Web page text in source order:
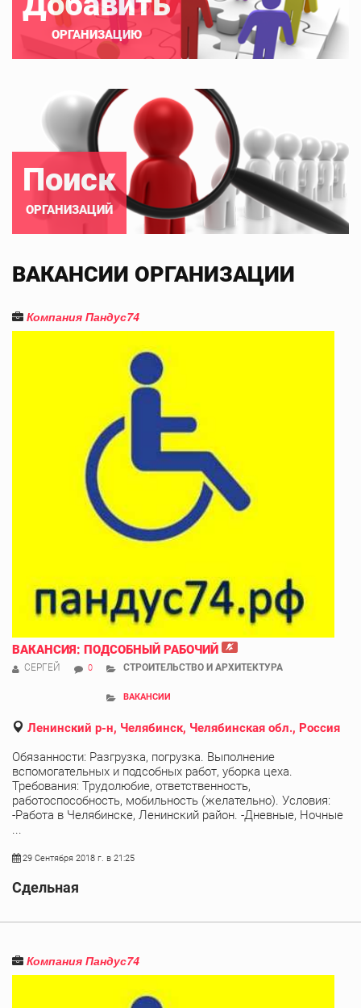
ОРГАНИЗАЦИЮ
Поиск
ОРГАНИЗАЦИЙ
ВАКАНСИИ ОРГАНИЗАЦИИ
Компания Пандус74
ВАКАНСИЯ: ПОДСОБНЫЙ РАБОЧИЙ
СЕРГЕЙ 0 СТРОИТЕЛЬСТВО И АРХИТЕКТУРА
ВАКАНСИИ
Ленинский р-н, Челябинск, Челябинская обл., Россия
Обязанности: Разгрузка, погрузка. Выполнение
вспомогательных и подсобных работ, уборка цеха.
Требования: Трудолюбие, ответственность,
работоспособность, мобильность (желательно). Условия:
-Работа в Челябинске, Ленинский район. -Дневные, Ночные
...
29 Сентября 2018 г. в 21:25
Сдельная
Компания Пандус74